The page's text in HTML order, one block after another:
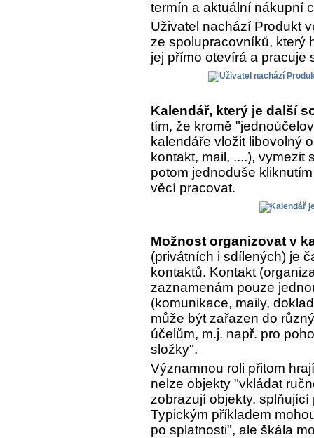
termín a aktuální nákupní
Uživatel nachází Produkt
ze spolupracovníků, který
jej přímo otevírá a pracuje
Kalendář, který je další
tím, že kromě
kalendáře vložit libovolný
kontakt, mail, ....), vymezit
potom jednoduše
věcí pracovat.
Možnost organizovat v
(privátních i sdílených) je
kontaktů. Kontakt
zaznamenám pouze
(komunikace, maily,
může být zařazen do
účelům, m.j. např. pro
složky".
Významnou roli přitom
nelze objekty "vkládat
zobrazují objekty,
Typickým příkladem
po splatnosti", ale škála